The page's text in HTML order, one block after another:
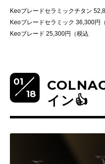
Keoブレードセラミックチタン
Keoブレードセラミック 36,300円（
Keoブレード 25,300円（税込
01
18
イン👍